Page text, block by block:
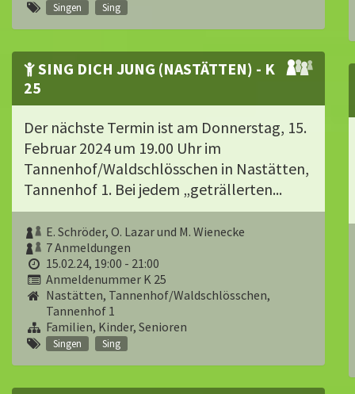
Singen Sing
SING DICH JUNG (NASTÄTTEN) - K
25
Der nächste Termin ist am Donnerstag, 15.
Februar 2024 um 19.00 Uhr im
Tannenhof/Waldschlösschen in Nastätten,
Tannenhof 1. Bei jedem „geträllerten...
E. Schröder, O. Lazar und M. Wienecke
7 Anmeldungen
15.02.24, 19:00 - 21:00
Anmeldenummer K 25
Nastätten, Tannenhof/Waldschlösschen,
Tannenhof 1
Familien, Kinder, Senioren
Singen Sing